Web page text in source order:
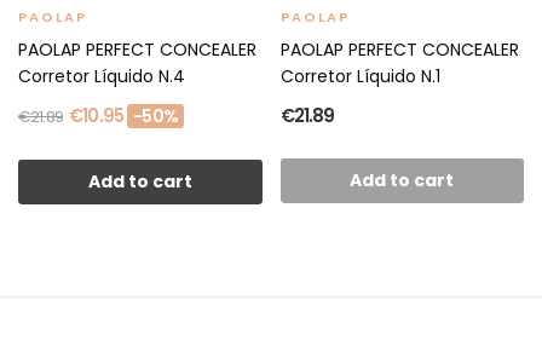
PAOLAP
PAOLAP PERFECT CONCEALER
Corretor Líquido N.4
€21.89 €10.95 -50%
Add to cart
PAOLAP
PAOLAP PERFECT CONCEALER
Corretor Líquido N.1
€21.89
Add to cart